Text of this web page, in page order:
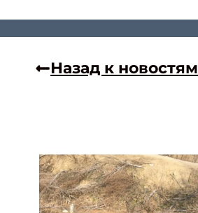
Назад к новостям